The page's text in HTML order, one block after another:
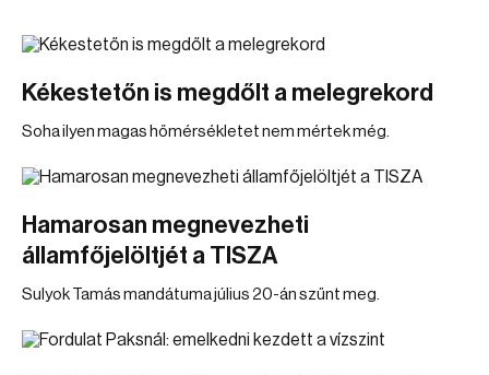
Kékestetőn is megdőlt a melegrekord
Soha ilyen magas hőmérsékletet nem mértek még.
Hamarosan megnevezheti
államfőjelöltjét a TISZA
Sulyok Tamás mandátuma július 20-án szűnt meg.